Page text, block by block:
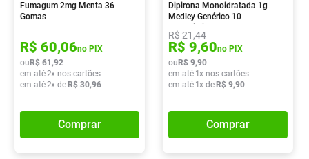
Fumagum 2mg Menta 36
Gomas
R$ 60,06no PIX
ou R$ 61 ,92
em até2x nos cartões
em até2x de R$ 30,96
Comprar
Dipirona Monoidratada 1g
Medley Genérico 10
R$21,44
R$ 9,60no PIX
ou R$ 9,90
em até 1x nos cartões
em até 1x de R$ 9,90
Comprar